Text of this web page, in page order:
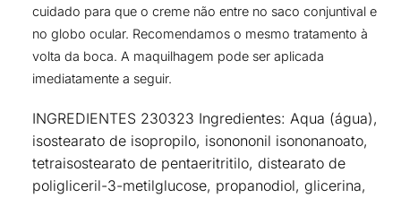
cuidado para que o creme não entre no saco conjuntival e
no globo ocular. Recomendamos o mesmo tratamento à
volta da boca. A maquilhagem pode ser aplicada
imediatamente a seguir.
INGREDIENTES 230323 Ingredientes: Aqua (água),
isostearato de isopropilo, isonononil isononanoato,
tetraisostearato de pentaeritritilo, distearato de
poligliceril-3-metilglucose, propanodiol, glicerina,